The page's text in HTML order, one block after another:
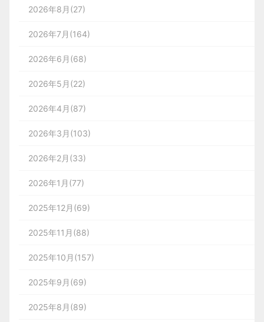
2026年8月(27)
2026年7月(164)
2026年6月(68)
2026年5月(22)
2026年4月(87)
2026年3月(103)
2026年2月(33)
2026年1月(77)
2025年12月(69)
2025年11月(88)
2025年10月(157)
2025年9月(69)
2025年8月(89)